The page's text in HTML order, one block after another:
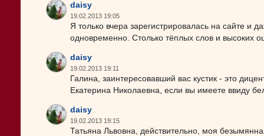
daisy
19.02.2013 19:05
Я только вчера зарегистрировалась на сайте и
одновременно. Столько тёплых слов и высоких
daisy
19.02.2013 19:11
Галина, заинтересовавший вас кустик - это
Екатерина Николаевна, если вы имеете ввиду
daisy
19.02.2013 19:15
Татьяна Львовна, действительно, моя